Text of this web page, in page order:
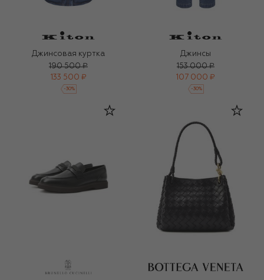
Джинсовая куртка
190 500 ₽
133 500 ₽
-30%
Джинсы
153 000 ₽
107 000 ₽
-30%